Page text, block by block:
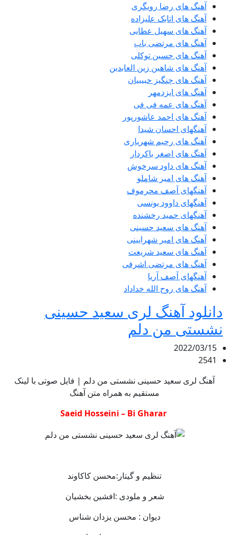
آهنگ های رضا رویگری
آهنگ های اتابک علیزاده
آهنگ های سهیل عطایی
آهنگ های مرتضی باب
آهنگ های حسین توکلی
آهنگ های شاهین زین العابدین
آهنگ های چنگیز حبیبیان
آهنگ های ایزدمهر
آهنگ های عمه فی فی
آهنگ های احمد عاشورپور
آهنگهای احسان شیدا
آهنگ های رحیم شهریاری
آهنگ های اصغر باکردار
آهنگ های داود سرخوش
آهنگ های امیر شاملو
آهنگهای آصف محرموف
آهنگهای داوود یونسی
آهنگهای حمید رخشنده
آهنگ های سعید حسینی
آهنگ های امیر شهرایینی
آهنگ های سعید شریعت
آهنگ های مرتضی اشرفی
آهنگهای آصف آریا
آهنگ های روح الله خداداد
دانلود آهنگ لری سعید حسینی
نشستی من دلم
2022/03/15
2541
آهنگ لری سعید حسینی نشستی من دلم | فایل صوتی با لینک
مستقیم به همراه متن آهنگ
تنظيم و گيتار:محسن كاكاوند
شعر و ملودی :افشين بخشيان
ديوان : محسن يزدان شناس